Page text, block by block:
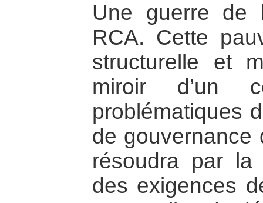
Une guerre de
RCA. Cette
structurelle et
miroir d’un
problématiques
de gouvernance
résoudra par la
des exigences